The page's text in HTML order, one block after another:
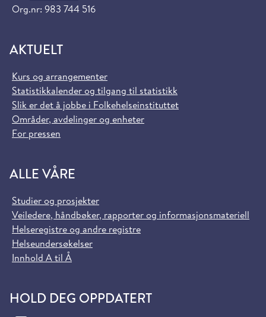
Org.nr: 983 744 516
AKTUELT
Kurs og arrangementer
Statistikkalender og tilgang til statistikk
Slik er det å jobbe i Folkehelseinstituttet
Områder, avdelinger og enheter
For pressen
ALLE VÅRE
Studier og prosjekter
Veiledere, håndbøker, rapporter og informasjonsmateriell
Helseregistre og andre registre
Helseundersøkelser
Innhold A til Å
HOLD DEG OPPDATERT